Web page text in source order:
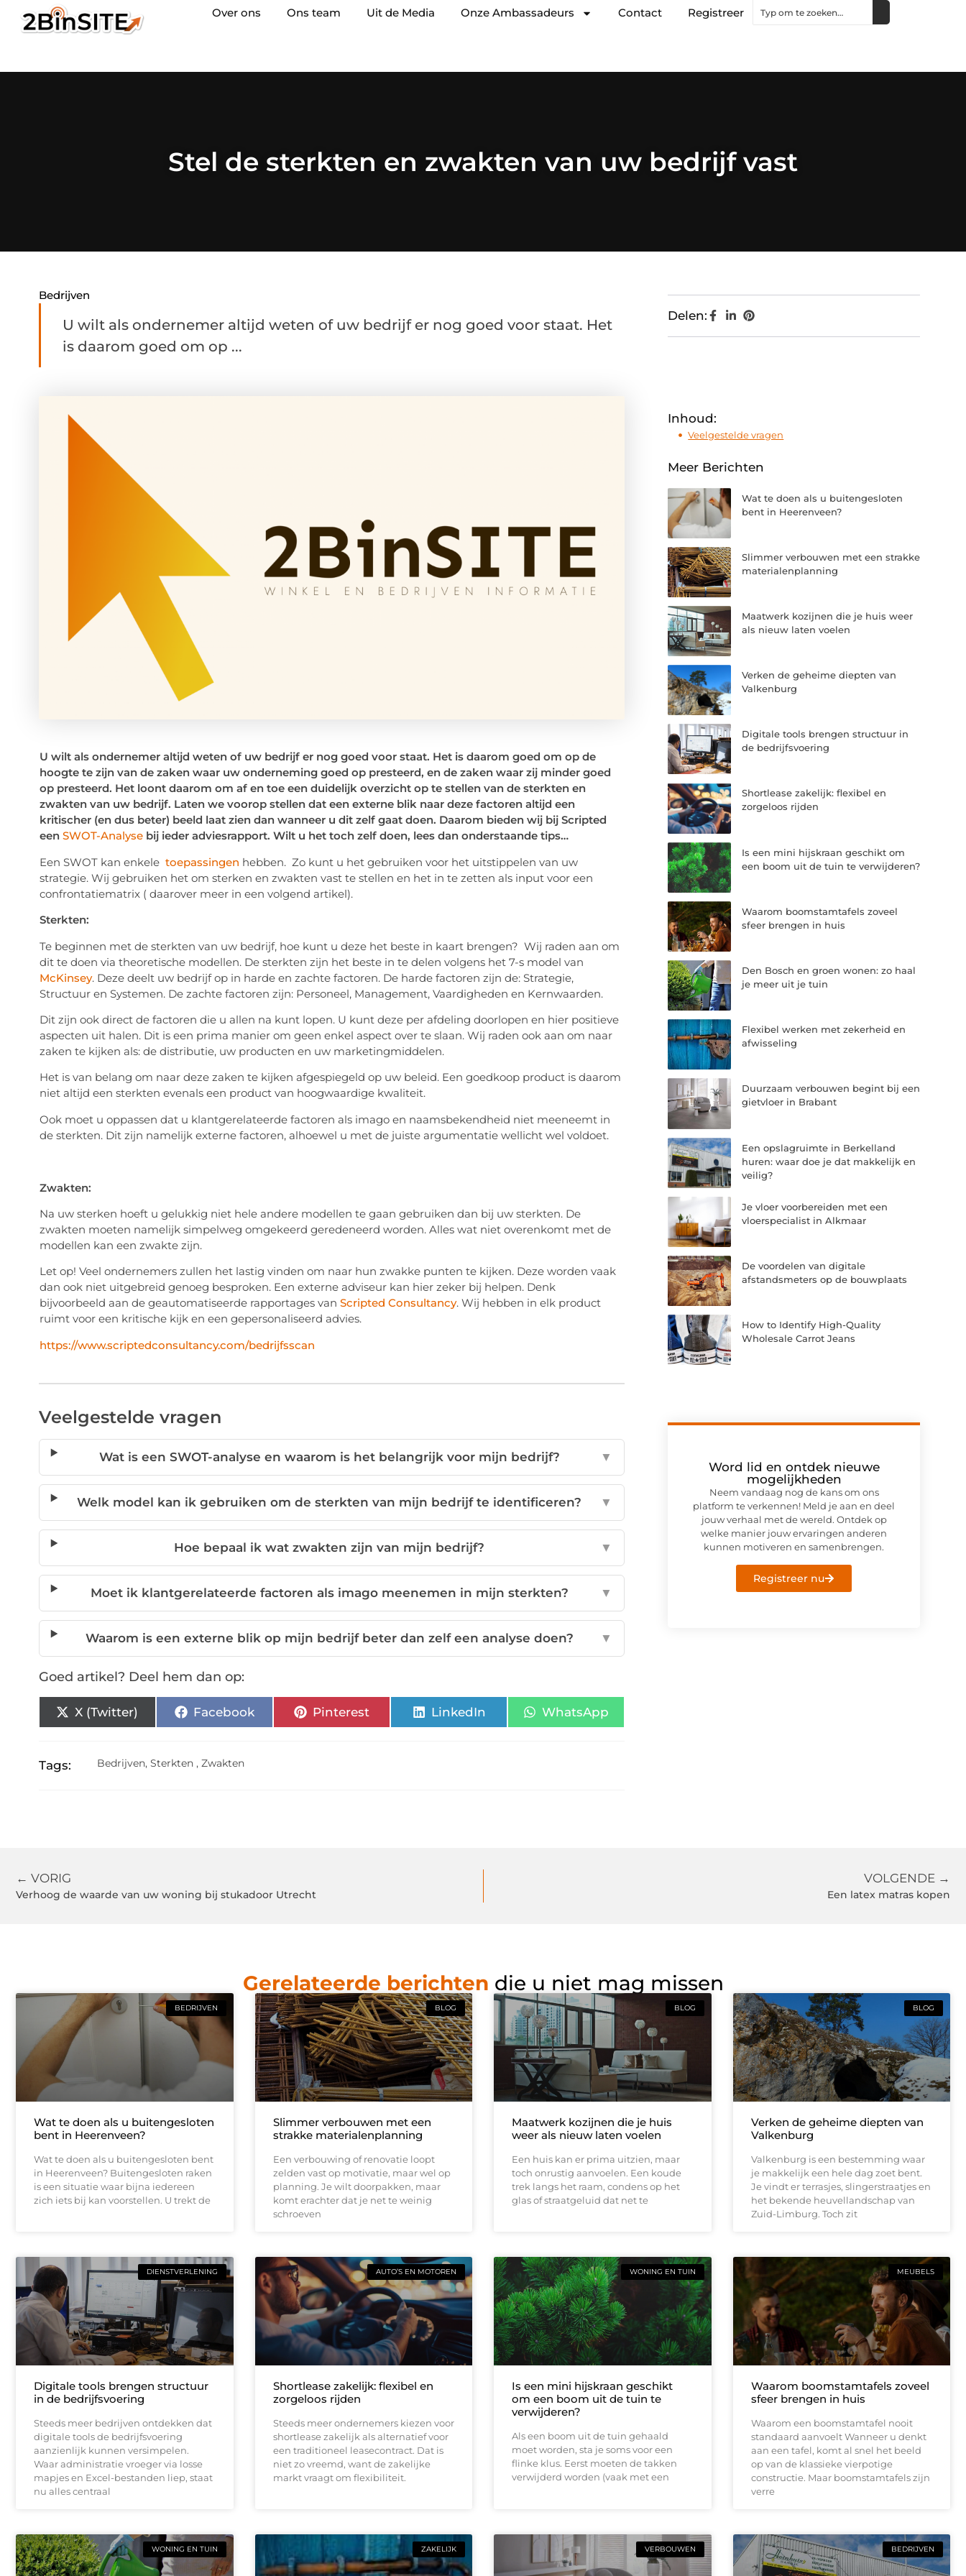
Over ons Ons team Uit de Media Onze Ambassadeurs Contact Registreer
Stel de sterkten en zwakten van uw bedrijf vast
Bedrijven
U wilt als ondernemer altijd weten of uw bedrijf er nog goed voor staat. Het
is daarom goed om op ...
U wilt als ondernemer altijd weten of uw bedrijf er nog goed voor staat. Het is daarom goed om op de
hoogte te zijn van de zaken waar uw onderneming goed op presteerd, en de zaken waar zij minder goed
op presteerd. Het loont daarom om af en toe een duidelijk overzicht op te stellen van de sterkten en
zwakten van uw bedrijf. Laten we voorop stellen dat een externe blik naar deze factoren altijd een
kritischer (en dus beter) beeld laat zien dan wanneer u dit zelf gaat doen. Daarom bieden wij bij Scripted
een SWOT-Analysebij ieder adviesrapport. Wilt u het toch zelf doen, lees dan onderstaande tips…
Een SWOT kan enkele toepassingen hebben. Zo kunt u het gebruiken voor het uitstippelen van uw
strategie. Wij gebruiken het om sterken en zwakten vast te stellen en het in te zetten als input voor een
confrontatiematrix ( daarover meer in een volgend artikel).
Sterkten:
Te beginnen met de sterkten van uw bedrijf, hoe kunt u deze het beste in kaart brengen? Wij raden aan om
dit te doen via theoretische modellen. De sterkten zijn het beste in te delen volgens het 7-s model van
McKinsey. Deze deelt uw bedrijf op in harde en zachte factoren. De harde factoren zijn de: Strategie,
Structuur en Systemen. De zachte factoren zijn: Personeel, Management, Vaardigheden en Kernwaarden.
Dit zijn ook direct de factoren die u allen na kunt lopen. U kunt deze per afdeling doorlopen en hier positieve
aspecten uit halen. Dit is een prima manier om geen enkel aspect over te slaan. Wij raden ook aan om naar
zaken te kijken als: de distributie, uw producten en uw marketingmiddelen.
Het is van belang om naar deze zaken te kijken afgespiegeld op uw beleid. Een goedkoop product is daarom
niet altijd een sterkten evenals een product van hoogwaardige kwaliteit.
Ook moet u oppassen dat u klantgerelateerde factoren als imago en naamsbekendheid niet meeneemt in
de sterkten. Dit zijn namelijk externe factoren, alhoewel u met de juiste argumentatie wellicht wel voldoet.
Zwakten:
Na uw sterken hoeft u gelukkig niet hele andere modellen te gaan gebruiken dan bij uw sterkten. De
zwakten moeten namelijk simpelweg omgekeerd geredeneerd worden. Alles wat niet overenkomt met de
modellen kan een zwakte zijn.
Let op! Veel ondernemers zullen het lastig vinden om naar hun zwakke punten te kijken. Deze worden vaak
dan ook niet uitgebreid genoeg besproken. Een externe adviseur kan hier zeker bij helpen. Denk
bijvoorbeeld aan de geautomatiseerde rapportages van Scripted Consultancy. Wij hebben in elk product
ruimt voor een kritische kijk en een gepersonaliseerd advies.
https://www.scriptedconsultancy.com/bedrijfsscan
Veelgestelde vragen
Wat is een SWOT-analyse en waarom is het belangrijk voor mijn bedrijf? ▼
Welk model kan ik gebruiken om de sterkten van mijn bedrijf te identificeren? ▼
Hoe bepaal ik wat zwakten zijn van mijn bedrijf? ▼
Moet ik klantgerelateerde factoren als imago meenemen in mijn sterkten? ▼
Waarom is een externe blik op mijn bedrijf beter dan zelf een analyse doen? ▼
Goed artikel? Deel hem dan op:
X (Twitter) Facebook Pinterest LinkedIn WhatsApp
Tags: Bedrijven,Sterkten ,Zwakten
Delen:
Inhoud:
Veelgestelde vragen
Meer Berichten
Wat te doen als u buitengesloten
bent in Heerenveen?
Slimmer verbouwen met een strakke
materialenplanning
Maatwerk kozijnen die je huis weer
als nieuw laten voelen
Verken de geheime diepten van
Valkenburg
Digitale tools brengen structuur in
de bedrijfsvoering
Shortlease zakelijk: flexibel en
zorgeloos rijden
Is een mini hijskraan geschikt om
een boom uit de tuin te verwijderen?
Waarom boomstamtafels zoveel
sfeer brengen in huis
Den Bosch en groen wonen: zo haal
je meer uit je tuin
Flexibel werken met zekerheid en
afwisseling
Duurzaam verbouwen begint bij een
gietvloer in Brabant
Een opslagruimte in Berkelland
huren: waar doe je dat makkelijk en
veilig?
Je vloer voorbereiden met een
vloerspecialist in Alkmaar
De voordelen van digitale
afstandsmeters op de bouwplaats
How to Identify High-Quality
Wholesale Carrot Jeans
Word lid en ontdek nieuwe
mogelijkheden
Neem vandaag nog de kans om ons
platform te verkennen! Meld je aan en deel
jouw verhaal met de wereld. Ontdek op
welke manier jouw ervaringen anderen
kunnen motiveren en samenbrengen.
Registreer nu
← VORIG
Verhoog de waarde van uw woning bij stukadoor Utrecht
VOLGENDE →
Een latex matras kopen
Gerelateerde berichten die u niet mag missen
BEDRIJVEN
Wat te doen als u buitengesloten
bent in Heerenveen?
Wat te doen als u buitengesloten bent
in Heerenveen? Buitengesloten raken
is een situatie waar bijna iedereen
zich iets bij kan voorstellen. U trekt de
BLOG
Slimmer verbouwen met een
strakke materialenplanning
Een verbouwing of renovatie loopt
zelden vast op motivatie, maar wel op
planning. Je wilt doorpakken, maar
komt erachter dat je net te weinig
schroeven
BLOG
Maatwerk kozijnen die je huis
weer als nieuw laten voelen
Een huis kan er prima uitzien, maar
toch onrustig aanvoelen. Een koude
trek langs het raam, condens op het
glas of straatgeluid dat net te
BLOG
Verken de geheime diepten van
Valkenburg
Valkenburg is een bestemming waar
je makkelijk een hele dag zoet bent.
Je vindt er terrasjes, slingerstraatjes en
het bekende heuvellandschap van
Zuid-Limburg. Toch zit
DIENSTVERLENING
Digitale tools brengen structuur
in de bedrijfsvoering
Steeds meer bedrijven ontdekken dat
digitale tools de bedrijfsvoering
aanzienlijk kunnen versimpelen.
Waar administratie vroeger via losse
mapjes en Excel-bestanden liep, staat
nu alles centraal
AUTO’S EN MOTOREN
Shortlease zakelijk: flexibel en
zorgeloos rijden
Steeds meer ondernemers kiezen voor
shortlease zakelijk als alternatief voor
een traditioneel leasecontract. Dat is
niet zo vreemd, want de zakelijke
markt vraagt om flexibiliteit.
WONING EN TUIN
Is een mini hijskraan geschikt
om een boom uit de tuin te
verwijderen?
Als een boom uit de tuin gehaald
moet worden, sta je soms voor een
flinke klus. Eerst moeten de takken
verwijderd worden (vaak met een
MEUBELS
Waarom boomstamtafels zoveel
sfeer brengen in huis
Waarom een boomstamtafel nooit
standaard aanvoelt Wanneer u denkt
aan een tafel, komt al snel het beeld
op van de klassieke vierpotige
constructie. Maar boomstamtafels zijn
verre
WONING EN TUIN ZAKELIJK VERBOUWEN BEDRIJVEN